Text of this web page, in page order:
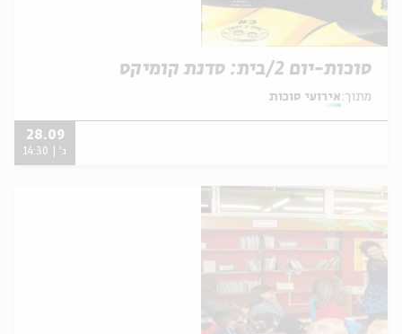
סוכות-יום 2/בית: סדנת קומיקס
מתוך: אירועי סוכות
28.09
ג' | 14:30